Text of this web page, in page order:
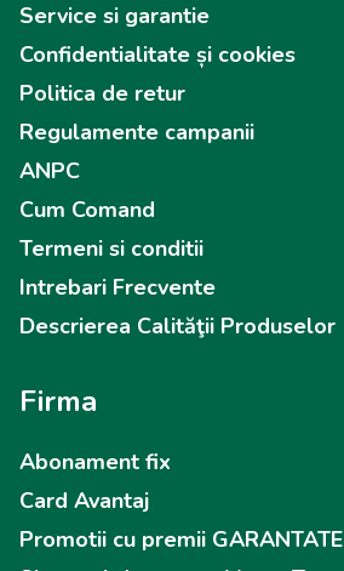
Service si garantie
Confidentialitate și cookies
Politica de retur
Regulamente campanii
ANPC
Cum Comand
Termeni si conditii
Intrebari Frecvente
Descrierea Calităţii Produselor
Firma
Abonament fix
Card Avantaj
Promotii cu premii GARANTATE